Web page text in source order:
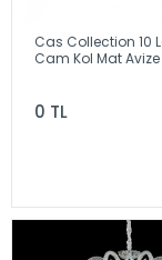
Cas Collection 10
Cam Kol Mat
0 TL